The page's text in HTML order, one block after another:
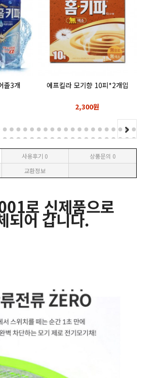
졸3개 에프킬라 모기향 10피*2개입
2,300원
사용후기 0 상품문의 0
교환정보
로 신제품으로
되어 갑니다.